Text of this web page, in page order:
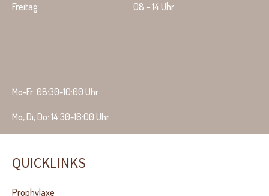
Freitag
08 – 14 Uhr
Mo-Fr: 08:30-10:00 Uhr
Mo, Di, Do: 14:30-16:00 Uhr
QUICKLINKS
Prophylaxe